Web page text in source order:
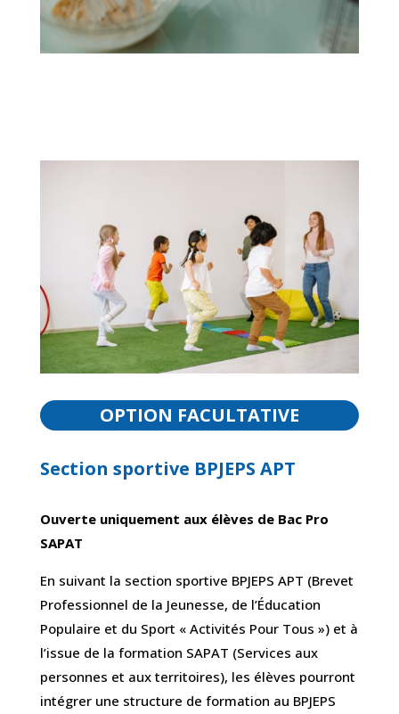
OPTION FACULTATIVE
Section sportive BPJEPS APT
Ouverte uniquement aux élèves de Bac Pro
SAPAT
En suivant la section sportive BPJEPS APT (Brevet
Professionnel de la Jeunesse, de l’Éducation
Populaire et du Sport « Activités Pour Tous ») et à
l’issue de la formation SAPAT (Services aux
personnes et aux territoires), les élèves pourront
intégrer une structure de formation au BPJEPS